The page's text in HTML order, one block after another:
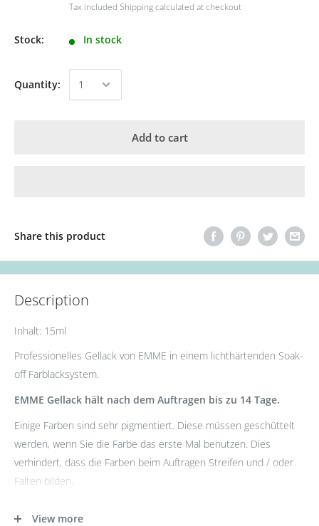
Tax included Shipping calculated at checkout
Stock: In stock
Quantity:
Add to cart
Share this product
Description
Inhalt: 15ml
Professionelles Gellack von EMME in einem lichthärtenden Soak-
off Farblacksystem.
EMME Gellack hält nach dem Auftragen bis zu 14 Tage.
Einige Farben sind sehr pigmentiert. Diese müssen geschüttelt
werden, wenn Sie die Farbe das erste Mal benutzen. Dies
verhindert, dass die Farben beim Auftragen Streifen und / oder
Falten bilden.
View more